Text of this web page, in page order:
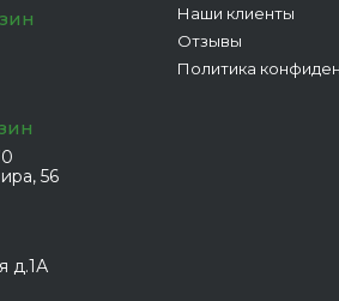
56
д.1А
Наши клиенты
Отзывы
Политика